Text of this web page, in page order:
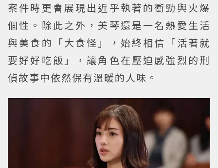
案件時更會展現出近乎執著的衝勁與火爆
個性。除此之外，美琴還是一名熱愛生活
與美食的「大食怪」，始終相信「活著就
要好好吃飯」，讓角色在壓迫感強烈的刑
偵故事中依然保有溫暖的人味。